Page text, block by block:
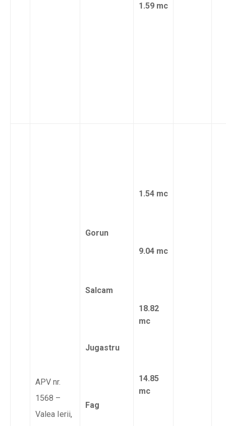
1.59 mc
APV nr.
1568 –
Valea Ierii,
Gorun
Salcam
Jugastru
Fag
1.54 mc
9.04 mc
18.82
mc
14.85
mc